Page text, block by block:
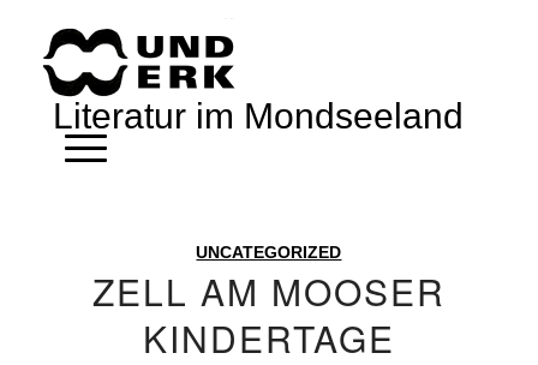
Literatur im Mondseeland
UNCATEGORIZED
ZELL AM MOOSER
KINDERTAGE